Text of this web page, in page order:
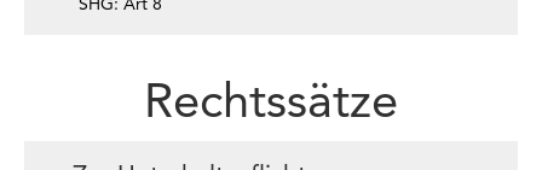
Rechtssätze